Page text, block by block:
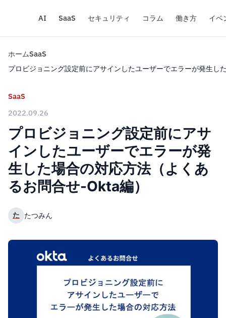
AI SaaS セキュリティ コラム 働き方 イベ
ホームSaaS
プロビジョニング設定前にアサインしたユーザーでエラーが発生
SaaS
2022.09.26
プロビジョニング設定前にアサ
インしたユーザーでエラーが発
生した場合の対応方法（よくあ
るお問合せ-Okta編）
た たつみん